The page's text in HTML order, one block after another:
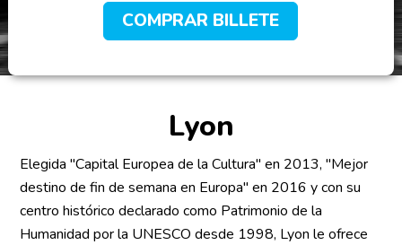
COMPRAR BILLETE
Lyon
Elegida "Capital Europea de la Cultura" en 2013, "Mejor
destino de fin de semana en Europa" en 2016 y con su
centro histórico declarado como Patrimonio de la
Humanidad por la UNESCO desde 1998, Lyon le ofrece